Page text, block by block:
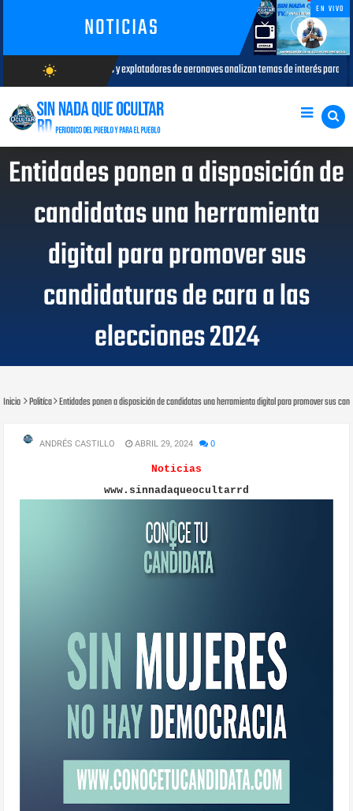
NOTICIAS
EN VIVO
wb_sunny
AGOSTO/7/2026
y explotadores de aeronaves analizan temas de interés para la aviación civil AGOSTO
Entidades ponen a disposición de
candidatas una herramienta
digital para promover sus
candidaturas de cara a las
elecciones 2024
Inicio Politíca Entidades ponen a disposición de candidatas una herramienta digital para promover sus
ANDRÉS CASTILLO ABRIL 29, 2024 0
Noticias
www.sinnadaqueocultarrd